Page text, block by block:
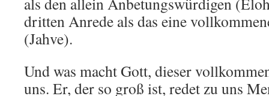
dritten Anrede als das eine
(Jahve).
Und was macht Gott, dieser
uns. Er, der so groß ist, redet zu uns